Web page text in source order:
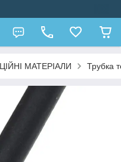
МАТЕРІАЛИ Трубка